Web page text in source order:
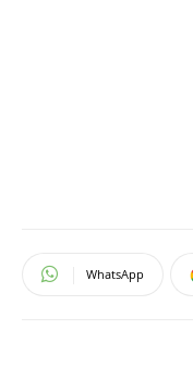
WhatsApp